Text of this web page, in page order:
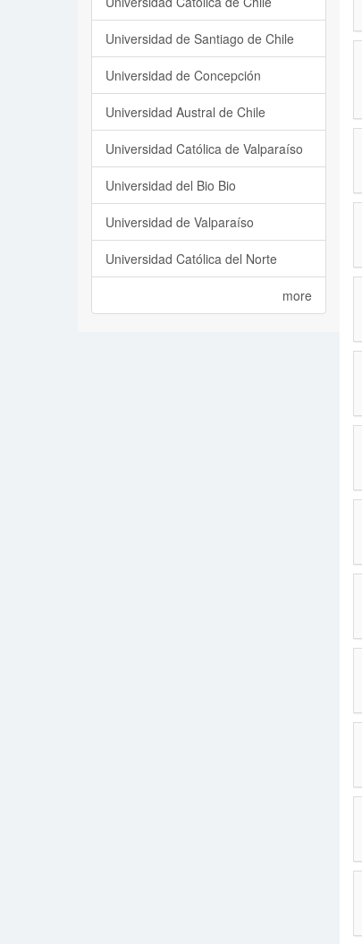
Universidad de Santiago de Chile
Universidad de Concepción
Universidad Austral de Chile
Universidad Católica de Valparaíso
Universidad del Bio Bio
Universidad de Valparaíso
Universidad Católica del Norte
more